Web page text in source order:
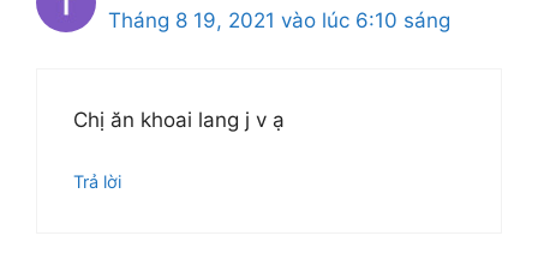
Tháng 8 19, 2021 vào lúc 6:10 sáng
Chị ăn khoai lang j v ạ
Trả lời